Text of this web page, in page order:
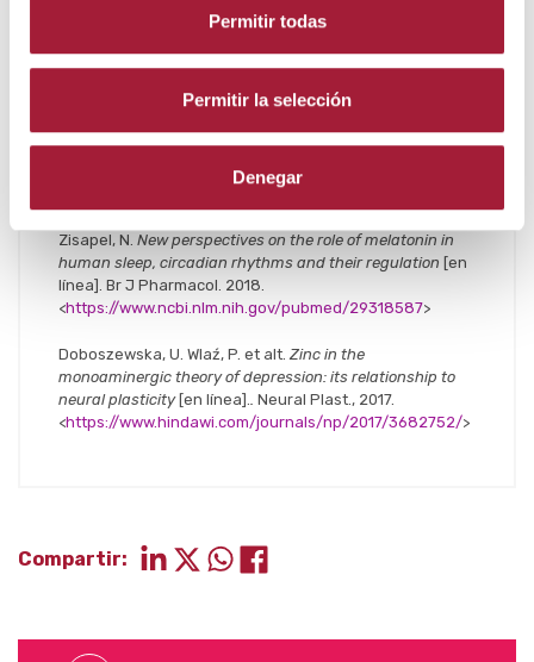
Permitir todas
Permitir la selección
Denegar
Trastornos del sueño
[en línea]. Mayo Clinic,
<https://espanol.nichd.nih.gov/salud/temas/sleep/infor
Narcolepsia[en línea]. Sociedad Española de Neurología,
http://www.sen.es/saladeprensa/pdf/Link182.pdf
Zisapel, N. New perspectives on the role of melatonin in
human sleep, circadian rhythms and their regulation [en
línea]. Br J Pharmacol. 2018.
<https://www.ncbi.nlm.nih.gov/pubmed/29318587>
Doboszewska, U. Wlaź, P. et alt. Zinc in the
monoaminergic theory of depression: its relationship to
neural plasticity[en línea].
Neural Plast., 2017.
<https://www.hindawi.com/journals/np/2017/3682752/>
Compartir: